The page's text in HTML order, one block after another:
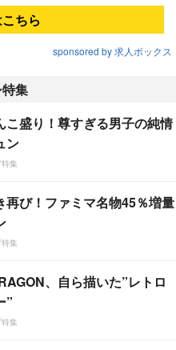
ちら
sponsored by 求人ボックス
集
こ盛り！尊すぎる男子の純情
ン
集
再び！ファミマ名物45％増量
集
、自ら描いた”レトロ
”
集